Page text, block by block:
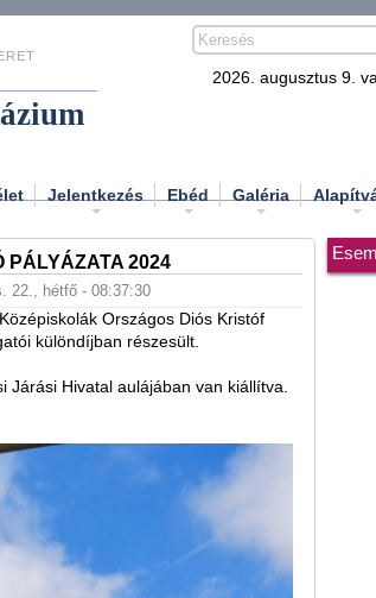
2026. augusztus 9.
Jelentkezés Ebéd Galéria
PÁLYÁZATA 2024
22., hétfő - 08:37:30
Országos Diós Kristóf
különdíjban részesült.
Járási Hivatal aulájában van kiállítva.